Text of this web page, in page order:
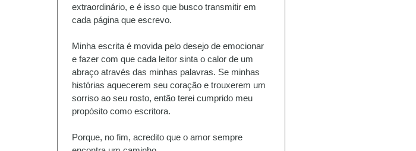
extraordinário, e é isso que busco transmitir em
cada página que escrevo.
Minha escrita é movida pelo desejo de emocionar
e fazer com que cada leitor sinta o calor de um
abraço através das minhas palavras. Se minhas
histórias aquecerem seu coração e trouxerem um
sorriso ao seu rosto, então terei cumprido meu
propósito como escritora.
Porque, no fim, acredito que o amor sempre